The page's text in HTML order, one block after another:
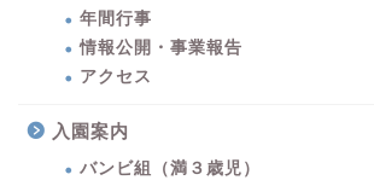
年間行事
情報公開・事業報告
アクセス
入園案内
バンビ組（満３歳児）